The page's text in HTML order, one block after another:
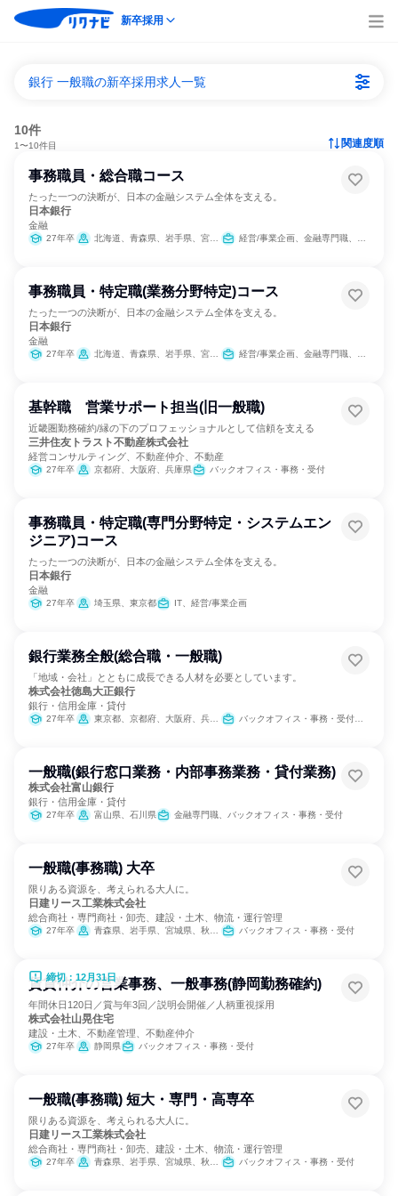
新卒採用
銀行 一般職の新卒採用求人一覧
10件
1〜10件目 関連度順
事務職員・総合職コース
たった一つの決断が、日本の金融システム全体を支える。
日本銀行
金融
27年卒 北海道、青森県、岩手県、宮城県、秋田県、山形県、福島県、茨城県、群馬県、埼玉県、東京都、神奈川県、新潟県、富山県、石川県、福井県、山梨県、長野県、静岡県、愛知県、京都府、大阪府、兵庫県、鳥取県、島根県、岡山県、広島県、山口県、徳島県、香川県、愛媛県、高知県、福岡県、佐賀県、長崎県、熊本県、大分県、宮崎県、鹿児島県、沖縄県 経営/事業企画、金融専門職、経理/税務/財務、人事、総務、法務/知財、IT、広報/IR
事務職員・特定職(業務分野特定)コース
たった一つの決断が、日本の金融システム全体を支える。
日本銀行
金融
27年卒 北海道、青森県、岩手県、宮城県、秋田県、山形県、福島県、茨城県、群馬県、埼玉県、東京都、神奈川県、新潟県、富山県、石川県、福井県、山梨県、長野県、静岡県、愛知県、京都府、大阪府、兵庫県、和歌山県、鳥取県、島根県、岡山県、広島県、山口県、徳島県、香川県、愛媛県、高知県、福岡県、佐賀県、長崎県、熊本県、大分県、宮崎県、鹿児島県、沖縄県 経営/事業企画、金融専門職、経理/税務/財務、IT
基幹職 営業サポート担当(旧一般職)
近畿圏勤務確約/縁の下のプロフェッショナルとして信頼を支える
三井住友トラスト不動産株式会社
経営コンサルティング、不動産仲介、不動産
27年卒 京都府、大阪府、兵庫県 バックオフィス・事務・受付
事務職員・特定職(専門分野特定・システムエン
ジニア)コース
たった一つの決断が、日本の金融システム全体を支える。
日本銀行
金融
27年卒 埼玉県、東京都 IT、経営/事業企画
銀行業務全般(総合職・一般職)
「地域・会社」とともに成長できる人材を必要としています。
株式会社徳島大正銀行
銀行・信用金庫・貸付
27年卒 東京都、京都府、大阪府、兵庫県、徳島県、香川県、愛媛県、高知県 バックオフィス・事務・受付、営業、金融専門職
一般職(銀行窓口業務・内部事務業務・貸付業務)
株式会社富山銀行
銀行・信用金庫・貸付
27年卒 富山県、石川県 金融専門職、バックオフィス・事務・受付
一般職(事務職) 大卒
限りある資源を、考えられる大人に。
日建リース工業株式会社
総合商社・専門商社・卸売、建設・土木、物流・運行管理
27年卒 青森県、岩手県、宮城県、秋田県、山形県、福島県、茨城県、栃木県、群馬県、埼玉県、千葉県、東京都、神奈川県、新潟県、石川県、福井県、山梨県、長野県、静岡県、愛知県、三重県、大阪府、鳥取県、岡山県、広島県、山口県、香川県、愛媛県、高知県、福岡県、佐賀県、長崎県、熊本県、大分県、鹿児島県、沖縄県 バックオフィス・事務・受付
締切：12月31日
賃貸仲介の営業事務、一般事務(静岡勤務確約)
年間休日120日／賞与年3回／説明会開催／人柄重視採用
株式会社山晃住宅
建設・土木、不動産管理、不動産仲介
27年卒 静岡県 バックオフィス・事務・受付
一般職(事務職) 短大・専門・高専卒
限りある資源を、考えられる大人に。
日建リース工業株式会社
総合商社・専門商社・卸売、建設・土木、物流・運行管理
27年卒 青森県、岩手県、宮城県、秋田県、山形県、福島県、茨城県、栃木県、群馬県、埼玉県、千葉県、東京都、神奈川県、新潟県、石川県、福井県、山梨県、長野県、静岡県、愛知県、三重県、大阪府、鳥取県、岡山県、広島県、山口県、香川県、愛媛県、高知県、福岡県、佐賀県、長崎県、熊本県、大分県、鹿児島県、沖縄県 バックオフィス・事務・受付